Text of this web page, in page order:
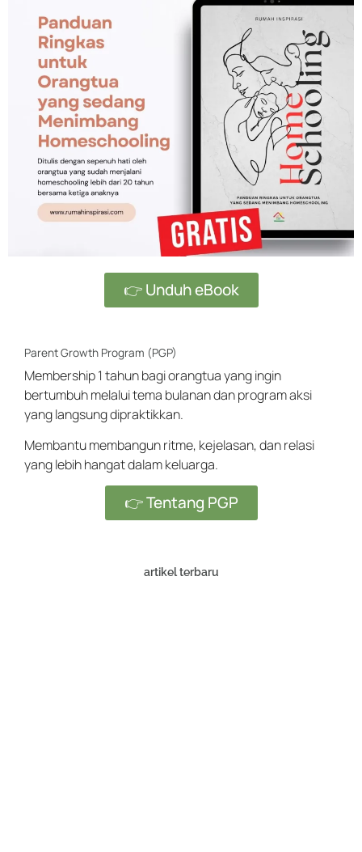
👉 Unduh eBook
Parent Growth Program (PGP)
Membership 1 tahun bagi orangtua yang ingin
bertumbuh melalui tema bulanan dan program aksi
yang langsung dipraktikkan.
Membantu membangun ritme, kejelasan, dan relasi
yang lebih hangat dalam keluarga.
👉 Tentang PGP
artikel terbaru